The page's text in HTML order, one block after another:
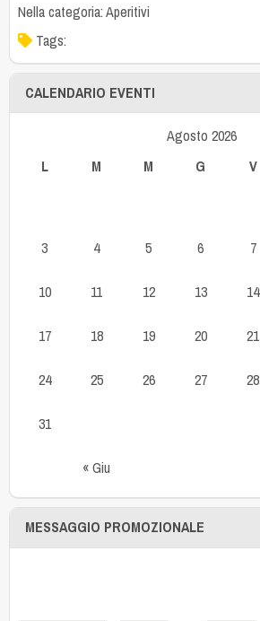
Nella categoria:Aperitivi
Tags:
CALENDARIO EVENTI
Agosto 2026
L
M M G V
« Giu
3 4 5 6 7
10 11 12 13 14
17 18 19 20 21
24 25 26 27 28
31
MESSAGGIO PROMOZIONALE